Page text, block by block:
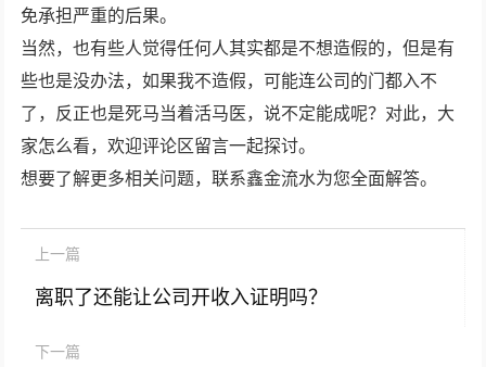
免承担严重的后果。
当然，也有些人觉得任何人其实都是不想造假的，但是有
些也是没办法，如果我不造假，可能连公司的门都入不
了，反正也是死马当着活马医，说不定能成呢？对此，大
家怎么看，欢迎评论区留言一起探讨。
想要了解更多相关问题，联系鑫金流水为您全面解答。
上一篇
离职了还能让公司开收入证明吗？
下一篇